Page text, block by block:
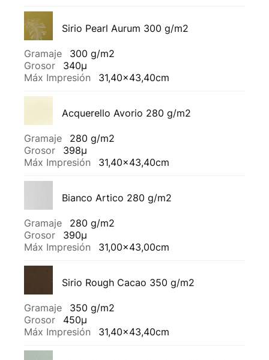
Sirio Pearl Aurum 300 g/m2
Gramaje
300 g/m2
Grosor
340µ
Máx Impresión
31,40x43,40cm
Acquerello Avorio 280 g/m2
Gramaje
280 g/m2
Grosor
398µ
Máx Impresión
31,40x43,40cm
Bianco Artico 280 g/m2
Gramaje
280 g/m2
Grosor
390µ
Máx Impresión
31,00x43,00cm
Sirio Rough Cacao 350 g/m2
Gramaje
350 g/m2
Grosor
450µ
Máx Impresión
31,40x43,40cm